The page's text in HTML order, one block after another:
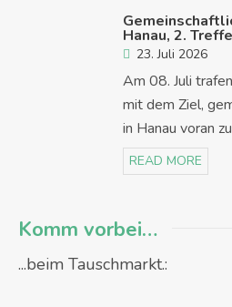
Hanau, 2.
23. Juli 2026
Am 08. Juli
mit dem Ziel,
in Hanau voran
READ MORE
Komm vorbei…
...beim Tauschmarkt.: